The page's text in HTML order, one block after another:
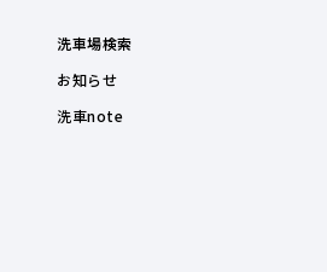
洗車場検索
お知らせ
洗車note